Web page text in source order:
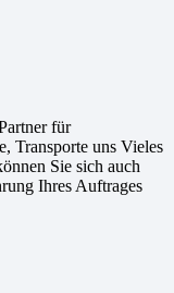
für
Transporte uns Vieles
Sie sich auch
Ihres Auftrages